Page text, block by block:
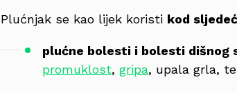
Plućnjak se kao lijek koristi kod
plućne bolesti i bolesti dišnog
promuklost, gripa, upala grla,